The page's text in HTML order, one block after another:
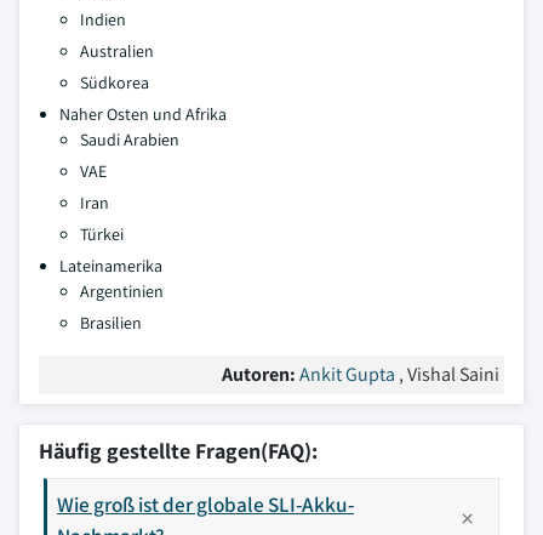
Indien
Australien
Südkorea
Naher Osten und Afrika
Saudi Arabien
VAE
Iran
Türkei
Lateinamerika
Argentinien
Brasilien
Autoren:Ankit Gupta , Vishal Saini
Häufig gestellte Fragen(FAQ):
Wie groß ist der globale SLI-Akku-